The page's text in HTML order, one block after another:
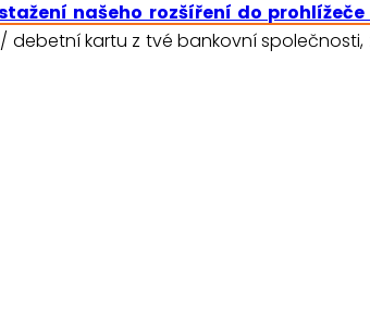
našeho rozšíření do prohlížeče
kartu z tvé bankovní společnosti,